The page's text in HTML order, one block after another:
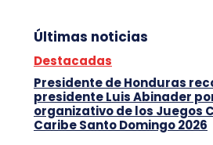
Últimas noticias
Destacadas
Presidente de Honduras
presidente Luis Abinader
organizativo de los Juegos
Caribe Santo Domingo 2026